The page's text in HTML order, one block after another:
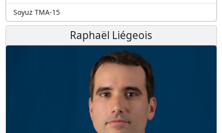
Soyuz TMA-15
Raphaël Liégeois